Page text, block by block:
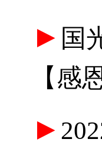
► 国
【感
►